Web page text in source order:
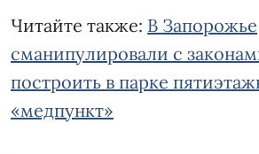
Читайте также: В Запорожье
сманипулировали с
построить в парке
«медпункт»